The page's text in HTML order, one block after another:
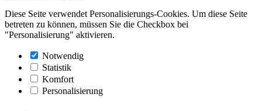
Diese Seite verwendet Personalisierungs-Cookies. Um diese Seite
betreten zu können, müssen Sie die Checkbox bei
"Personalisierung" aktivieren.
Notwendig
Statistik
Komfort
Personalisierung